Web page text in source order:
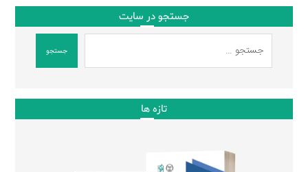
جستجو در سایت
جستجو
تازه ها